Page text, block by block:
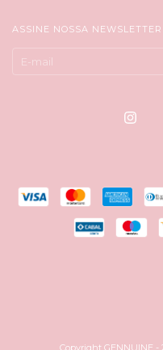
ASSINE NOSSA NEWSLETTER
Copyright GENNUINE -